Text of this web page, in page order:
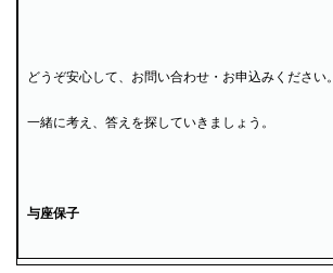
どうぞ安心して、お問い合わせ・お申込みください。
一緒に考え、答えを探していきましょう。
与座保子